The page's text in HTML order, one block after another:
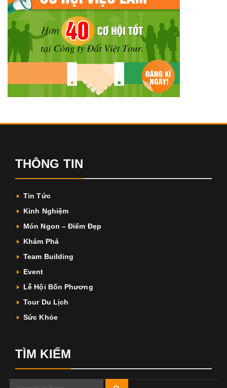
THÔNG TIN
Tin Tức
Kinh Nghiệm
Món Ngon – Điểm Đẹp
Khám Phá
Team Building
Event
Lễ Hội Bốn Phương
Tour Du Lịch
Sức Khỏe
TÌM KIẾM